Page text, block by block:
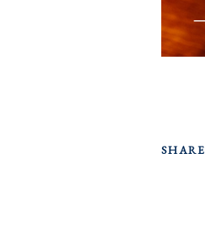
SHARE